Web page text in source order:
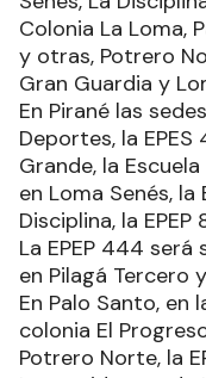
Colonia La Loma,
y otras, Potrero
Gran Guardia y
En Pirané las
Deportes, la EPES
Grande, la
en Loma Senés,
Disciplina, la EPEP
La EPEP 444 será
en Pilagá Tercero
En Palo Santo, en
colonia El
Potrero Norte, la